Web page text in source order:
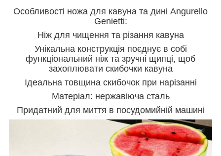
Особливості ножа для кавуна та дині Angurello
Genietti:
Ніж для чищення та різання кавуна
Унікальна конструкція поєднує в собі
функціональний ніж та зручні щипці, щоб
захоплювати скибочки кавуна
Ідеальна товщина скибочок при нарізанні
Матеріал: нержавіюча сталь
Придатний для миття в посудомийній машині